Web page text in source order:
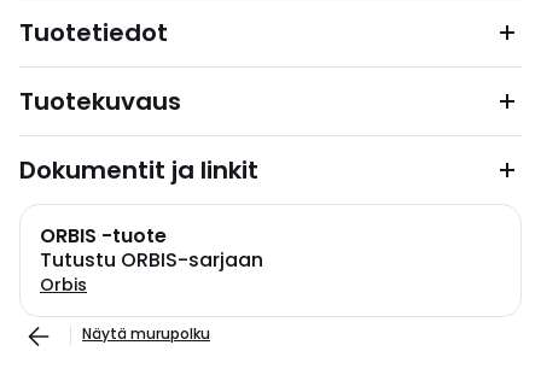
Tuotetiedot
Tuotekuvaus
Dokumentit ja linkit
ORBIS -tuote
Tutustu ORBIS-sarjaan
Orbis
Näytä murupolku